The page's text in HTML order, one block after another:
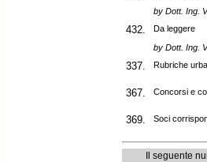
by Dott. Ing.
432.
Da leggere
by Dott. Ing.
337. Rubriche
367. Concorsi e
369. Soci
Il seguente